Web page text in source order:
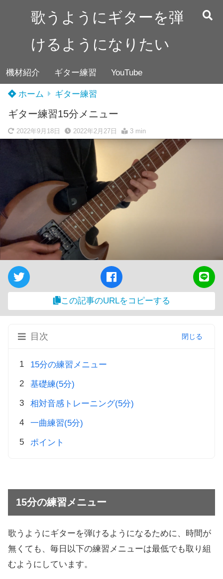
歌うようにギターを弾
けるようになりたい
機材紹介 ギター練習 YouTube
ホーム ギター練習
ギター練習15分メニュー
2022年9月18日 2022年2月27日 3 min
この記事のURLをコピーする
目次
15分の練習メニュー
基礎練(5分)
相対音感トレーニング(5分)
一曲練習(5分)
ポイント
15分の練習メニュー
歌うようにギターを弾けるようになるために、時間が
無くても、毎日以下の練習メニューは最低でも取り組
むようにしています。